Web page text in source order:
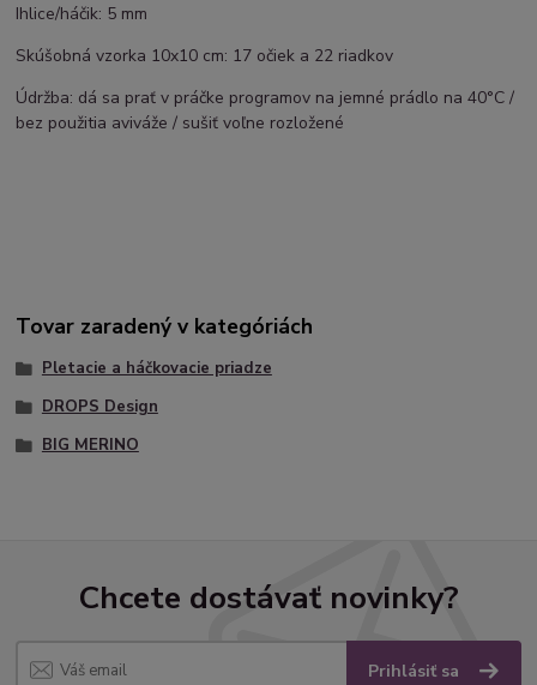
Ihlice/háčik: 5 mm
Skúšobná vzorka 10x10 cm: 17 očiek a 22 riadkov
Údržba: dá sa prať v práčke programov na jemné prádlo na 40°C /
bez použitia aviváže / sušiť voľne rozložené
Tovar zaradený v kategóriách
Pletacie a háčkovacie priadze
DROPS Design
BIG MERINO
Chcete dostávať novinky?
Prihlásiť sa